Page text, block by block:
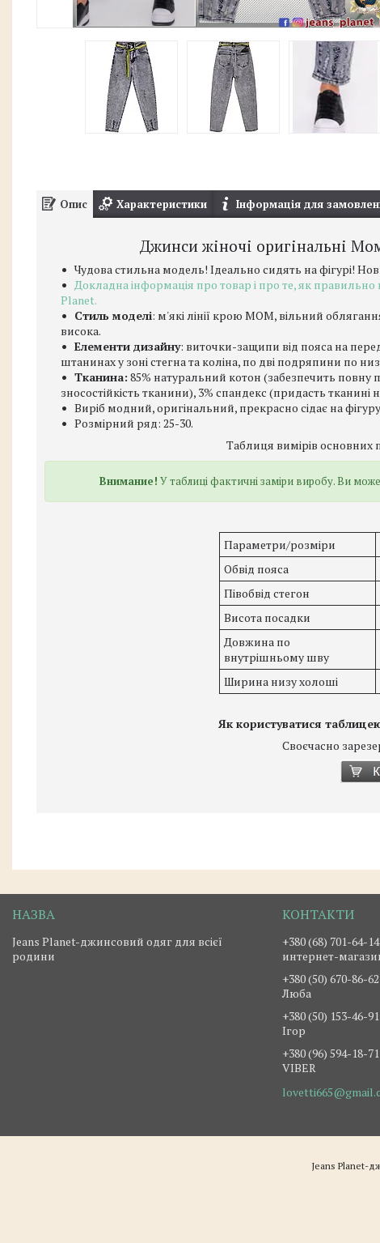
Опис Характеристики Інформація для
Джинси жіночі оригінальні
Чудова стильна модель! Ідеально сидять на фігурі!
Докладна інформація про товар і про те, як правильно
Planet.
Стиль моделі: м'які лінії крою MOM, вільний
висока.
Елементи дизайну: виточки-защипи від пояса на
штанинах у зоні стегна та коліна, по дві подряпини по
Тканина: 85% натуральний котон (забезпечить повну
зносостійкість тканини), 3% спандекс (придасть
Виріб модний, оригінальний, прекрасно сідає на
Розмірний ряд: 25-30.
Таблиця вимірів основних
Внимание! У таблиці фактичні заміри виробу. Ви
Параметри/розміри
Обвід пояса
Півобвід стегон
Висота посадки
Довжина по
внутрішньому шву
Ширина низу холоші
Як користуватися
Своєчасно
Jeans Planet-джинсовий одяг для всієї
родини
+380 (68) 701-64-14
интернет-
+380 (50) 670-86-62
Люба
+380 (50) 153-46-91
Ігор
+380 (96) 594-18-71
VIBER